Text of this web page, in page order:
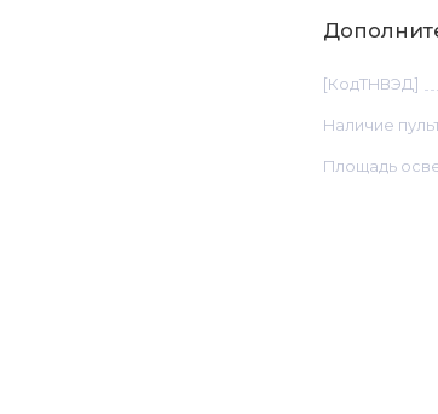
[КодТНВЭД]
Наличие
Площадь